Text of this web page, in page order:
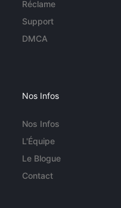
Réclame
Support
DMCA
Nos Infos
Nos Infos
L'Équipe
Le Blogue
Contact